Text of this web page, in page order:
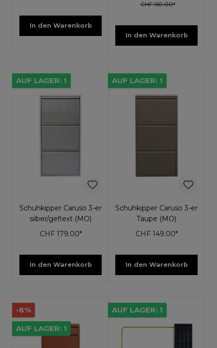
In den Warenkorb
CHF 169.00*
In den Warenkorb
AUF LAGER: 1
Schuhkipper Caruso 3-er
silber/geflext (MO)
CHF 179.00*
In den Warenkorb
AUF LAGER: 1
Schuhkipper Caruso 3-er
Taupe (MO)
CHF 149.00*
In den Warenkorb
-6%
AUF LAGER: 1
AUF LAGER: 1